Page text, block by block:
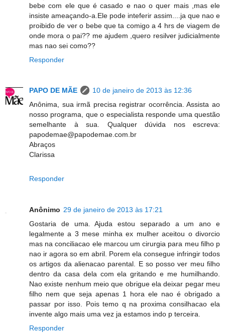
bebe com ele que é casado e nao o quer mais ,mas ele
insiste ameaçando-a.Ele pode inteferir assim....ja que nao e
proibido de ver o bebe que ta comigo a 4 hrs de viagem de
onde mora o pai?? me ajudem ,quero resilver judicialmente
mas nao sei como??
Responder
PAPO DE MÃE
10 de janeiro de 2013 às 12:36
Anônima, sua irmã precisa registrar ocorrência. Assista ao
nosso programa, que o especialista responde uma questão
semelhante à sua. Qualquer dúvida nos escreva:
papodemae@papodemae.com.br
Abraços
Clarissa
Responder
Anônimo 29 de janeiro de 2013 às 17:21
Gostaria de uma. Ajuda estou separado a um ano e
legalmente a 3 mese minha ex mulher aceitou o divorcio
mas na conciliacao ele marcou um cirurgia para meu filho p
nao ir agora so em abril. Porem ela consegue infringir todos
os artigos da alienacao parental. E so posso ver meu filho
dentro da casa dela com ela gritando e me humilhando.
Nao existe nenhum meio que obrigue ela deixar pegar meu
filho nem que seja apenas 1 hora ele nao é obrigado a
passar por isso. Pois temo q na proxima consilhacao ela
invente algo mais uma vez ja estamos indo p terceira.
Responder